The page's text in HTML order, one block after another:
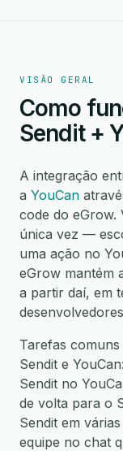
VISÃO GERAL
Como
Sendit +
A integração
a YouCan
code do eGrow.
única vez —
uma ação no
eGrow mantém
a partir daí, em
Tarefas
Sendit e
Sendit no
de volta para o
Sendit em
equipe no chat